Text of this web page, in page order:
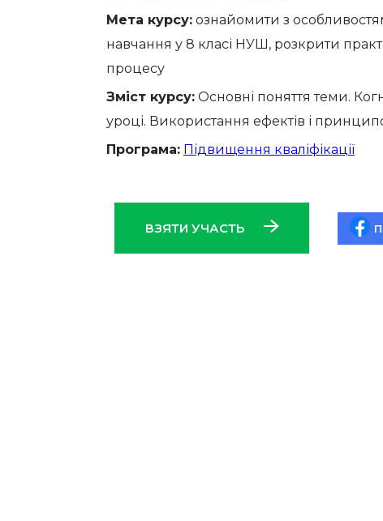
Мета курсу: ознайомити з
навчання у 8 класі НУШ, розкрити
процесу
Зміст курсу: Основні поняття теми.
уроці. Використання ефектів і
Програма: Підвищення кваліфікації
ВЗЯТИ УЧАСТЬ